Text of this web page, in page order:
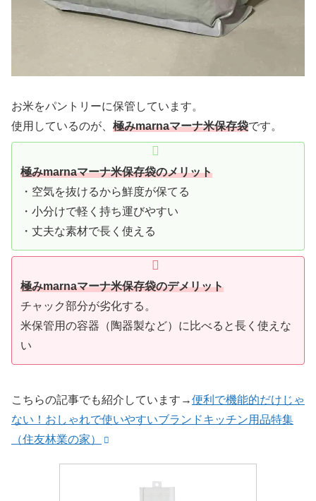
お米をパントリーに保管しています。
使用しているのが、 極みmarnaマーナ米保存袋です。
極みmarnaマーナ米保存袋のメリット
・空気を抜けるから鮮度が保てる
・小分けで軽く持ち運びやすい
・丈夫な素材で長く使える
極みmarnaマーナ米保存袋のデメリット
チャック部分が劣化する。
米保管用の容器（陶器製など）に比べると長く使えな
い
こちらの記事でも紹介しています→便利で機能的だけじゃ
ない！おしゃれで使いやすいブランドキッチン用品特集
（住友林業の家）